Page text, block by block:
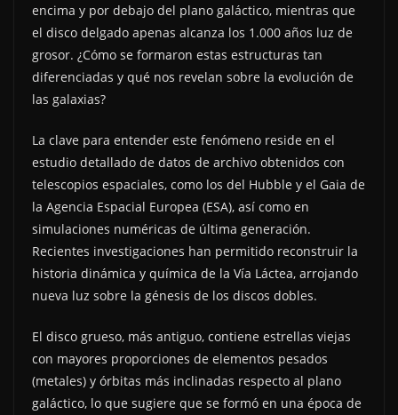
encima y por debajo del plano galáctico, mientras que
el disco delgado apenas alcanza los 1.000 años luz de
grosor. ¿Cómo se formaron estas estructuras tan
diferenciadas y qué nos revelan sobre la evolución de
las galaxias?
La clave para entender este fenómeno reside en el
estudio detallado de datos de archivo obtenidos con
telescopios espaciales, como los del Hubble y el Gaia de
la Agencia Espacial Europea (ESA), así como en
simulaciones numéricas de última generación.
Recientes investigaciones han permitido reconstruir la
historia dinámica y química de la Vía Láctea, arrojando
nueva luz sobre la génesis de los discos dobles.
El disco grueso, más antiguo, contiene estrellas viejas
con mayores proporciones de elementos pesados
(metales) y órbitas más inclinadas respecto al plano
galáctico, lo que sugiere que se formó en una época de